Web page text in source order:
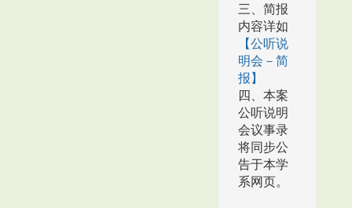
三、简报
内容详如
【公听说
明会－简
报】
四、本案
公听说明
会议事录
将同步公
告于本学
系网页。